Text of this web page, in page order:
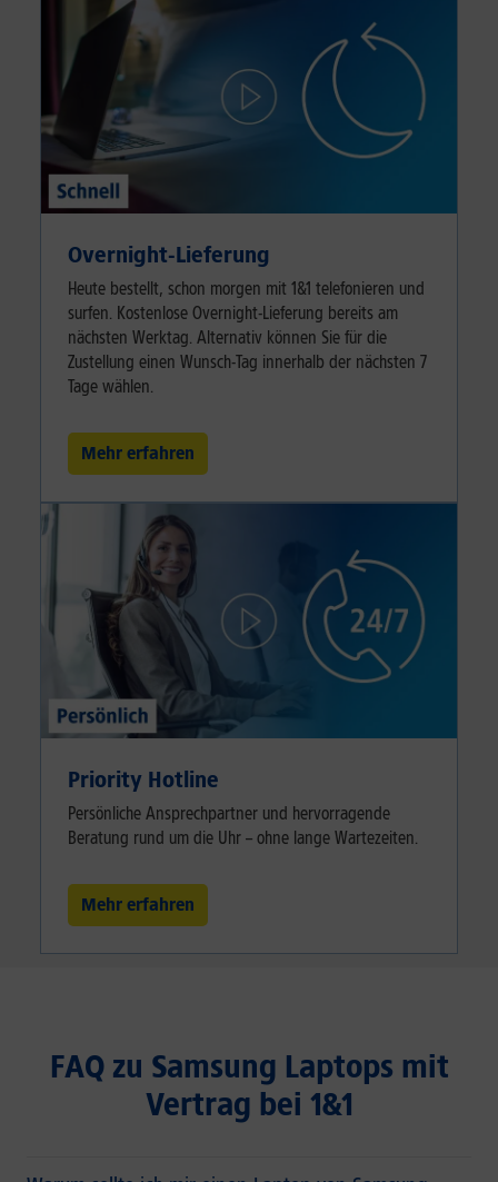
Overnight-Lieferung
Heute bestellt, schon morgen mit 1&1 telefonieren und
surfen. Kostenlose Overnight-Lieferung bereits am
nächsten Werktag. Alternativ können Sie für die
Zustellung einen Wunsch-Tag innerhalb der nächsten 7
Tage wählen.
Mehr erfahren
Priority Hotline
Persönliche Ansprechpartner und hervorragende
Beratung rund um die Uhr – ohne lange Wartezeiten.
Mehr erfahren
FAQ zu Samsung Laptops mit
Vertrag bei 1&1